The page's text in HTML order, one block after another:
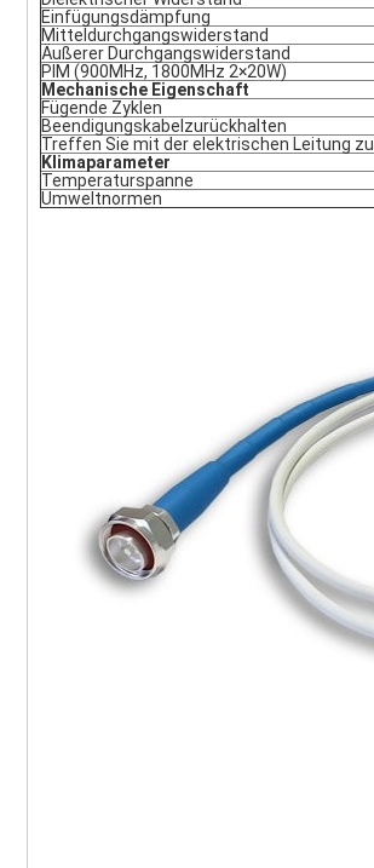
Einfügungsdämpfung
Mitteldurchgangswiderstand
Äußerer Durchgangswiderstand
PIM (900MHz, 1800MHz 2×20W)
Mechanische Eigenschaft
Fügende Zyklen
Beendigungskabelzurückhalten
Treffen Sie mit der elektrischen Leitung zu
Klimaparameter
Temperaturspanne
Umweltnormen